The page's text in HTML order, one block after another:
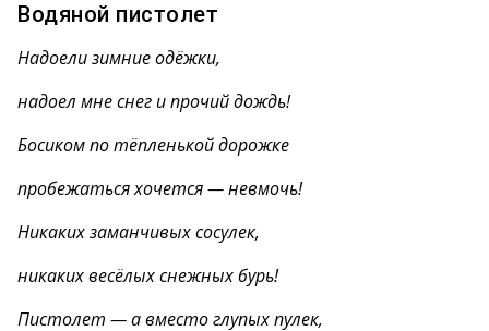
Водяной пистолет
Надоели зимние одёжки,
надоел мне снег и прочий дождь!
Босиком по тёпленькой дорожке
пробежаться хочется — невмочь!
Никаких заманчивых сосулек,
никаких весёлых снежных бурь!
Пистолет — а вместо глупых пулек,